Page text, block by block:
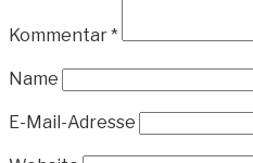
Kommentar*
Name
E-Mail-Adresse